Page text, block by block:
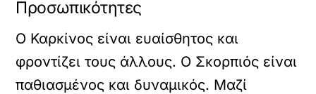
Προσωπικότητες
Ο Καρκίνος είναι ευαίσθητος και
φροντίζει τους άλλους. Ο Σκορπιός είναι
παθιασμένος και δυναμικός. Μαζί